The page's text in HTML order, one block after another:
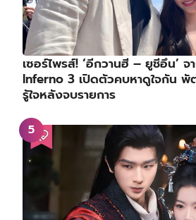
เซอร์ไพรส์! ‘อีกวานฮี – ยูชีอึน’ จ
Inferno 3 เปิดตัวคบหาดูใจกัน
รู้ใจหลังจบรายการ